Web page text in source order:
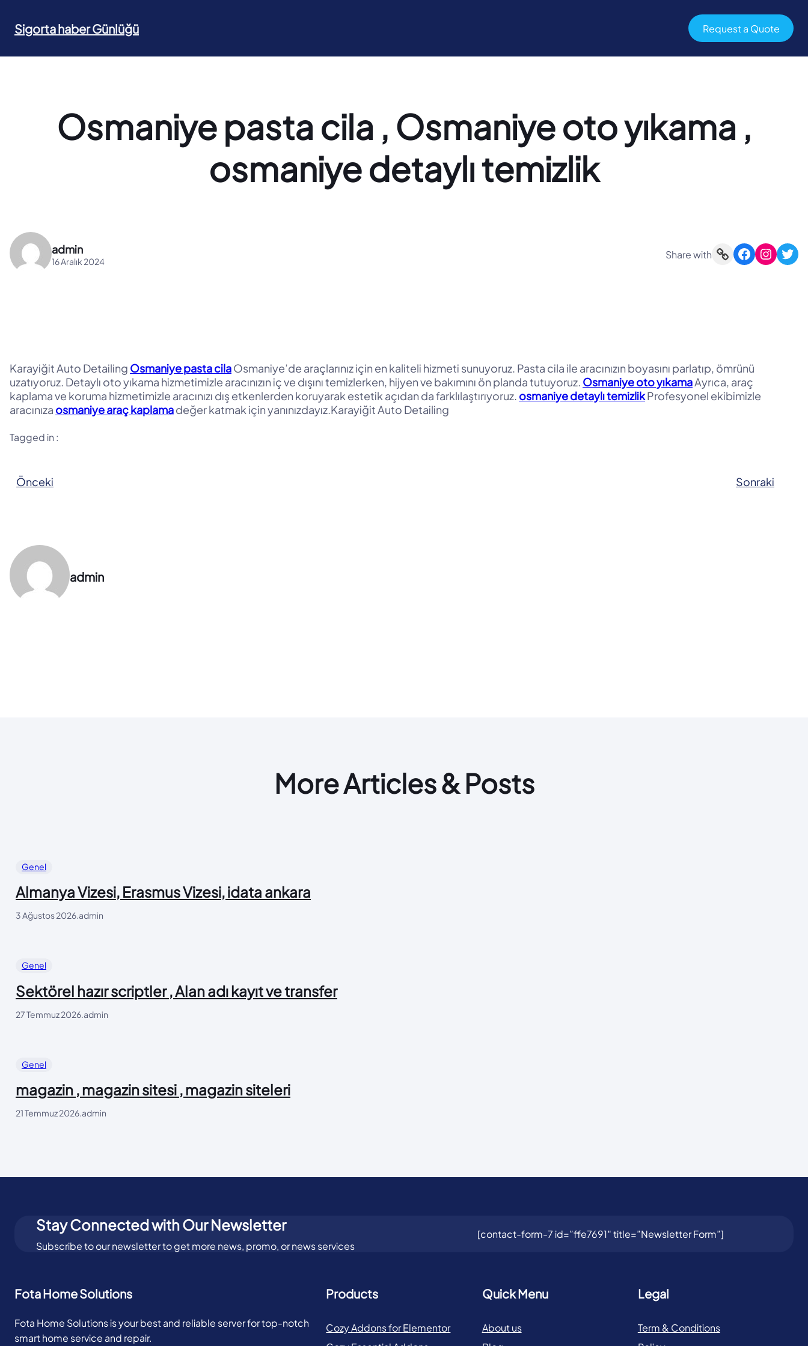
Sigorta haber Günlüğü Request a Quote
Osmaniye pasta cila , Osmaniye oto yıkama ,
osmaniye detaylı temizlik
admin
16 Aralık 2024
Share with Link Facebook Instagram Twitter
Karayiğit Auto Detailing Osmaniye pasta cilaOsmaniye’de araçlarınız için en kaliteli hizmeti sunuyoruz. Pasta cila ile aracınızın boyasını parlatıp, ömrünü
uzatıyoruz. Detaylı oto yıkama hizmetimizle aracınızın iç ve dışını temizlerken, hijyen ve bakımını ön planda tutuyoruz. Osmaniye oto yıkamaAyrıca, araç
kaplama ve koruma hizmetimizle aracınızı dış etkenlerden koruyarak estetik açıdan da farklılaştırıyoruz. osmaniye detaylı temizlikProfesyonel ekibimizle
aracınıza osmaniye araç kaplamadeğer katmak için yanınızdayız.Karayiğit Auto Detailing
Tagged in :
Önceki Sonraki
admin
More Articles & Posts
Genel
Almanya Vizesi, Erasmus Vizesi, idata ankara
3 Ağustos 2026.admin
Genel
Sektörel hazır scriptler , Alan adı kayıt ve transfer
27 Temmuz 2026 admin
Genel
magazin , magazin sitesi , magazin siteleri
21 Temmuz 2026 admin
Stay Connected with Our Newsletter
Subscribe to our newsletter to get more news, promo, or news services
[contact-form-7 id=”ffe7691″ title=”Newsletter Form”]
Fota Home Solutions
Fota Home Solutions is your best and reliable server for top-notch
smart home service and repair.
Products
Cozy Addons for Elementor
Quick Menu
About us
Legal
Term & Conditions